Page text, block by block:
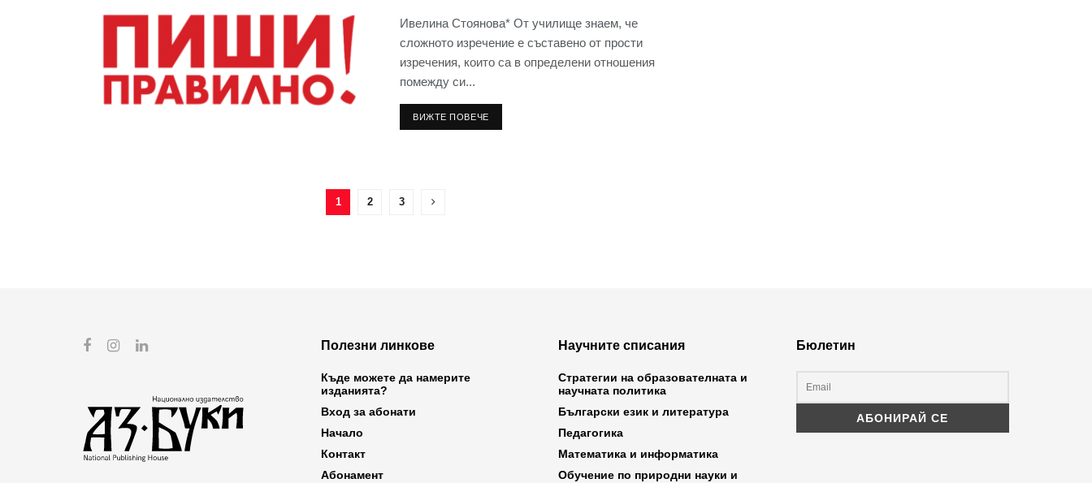
Ивелина Стоянова* От училище знаем, че
сложното изречение е съставено от прости
изречения, които са в определени отношения
помежду си...
ВИЖТЕ ПОВЕЧЕ
1 2 3
Полезни линкове
Къде можете да намерите
изданията?
Вход за абонати
Начало
Контакт
Абонамент
Научните списания
Стратегии на образователната и
научната политика
Български език и литература
Педагогика
Математика и информатика
Обучение по природни науки и
Бюлетин